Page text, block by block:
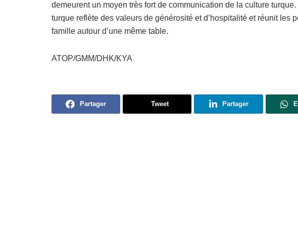
demeurent un moyen très fort de communication de la culture
turque reflète des valeurs de générosité et d’hospitalité et réunit les
famille autour d’une même table.
ATOP/GMM/DHK/KYA
Partager Tweet Partager